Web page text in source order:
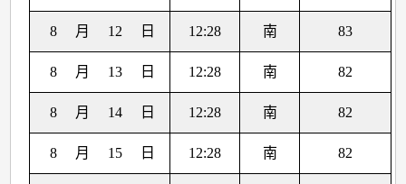
8 月 12 日 12:28 南 83
8 月 13 日 12:28 南 82
8 月 14 日 12:28 南 82
8 月 15 日 12:28 南 82